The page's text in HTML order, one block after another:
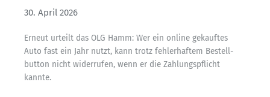
30. April 2026
Erneut urteilt das OLG Hamm: Wer ein online gekauftes
Auto fast ein Jahr nutzt, kann trotz fehler­haftem Bestell­
button nicht wider­rufen, wenn er die Zahlungs­pflicht
kannte.